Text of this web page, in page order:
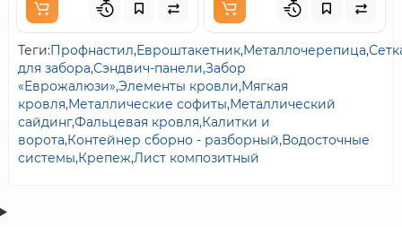
Теги:Профнастил,Евроштакетник,Металлочерепица,
для забора,Сэндвич-панели,Забор
«Еврожалюзи»,Элементы кровли,Мягкая
кровля,Металлические софиты,Металлический
сайдинг,Фальцевая кровля,Калитки и
ворота,Контейнер сборно - разборный,Водосточные
системы,Крепеж,Лист композитный